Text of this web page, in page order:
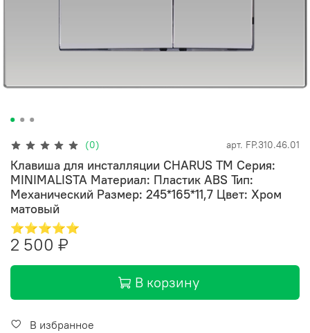
(0) арт. FP.310.46.01
Клавиша для инсталляции CHARUS TM Серия:
MINIMALISTA Материал: Пластик ABS Тип:
Механический Размер: 245*165*11,7 Цвет: Хром
матовый
⭐⭐⭐⭐⭐
2 500 ₽
В корзину
В избранное